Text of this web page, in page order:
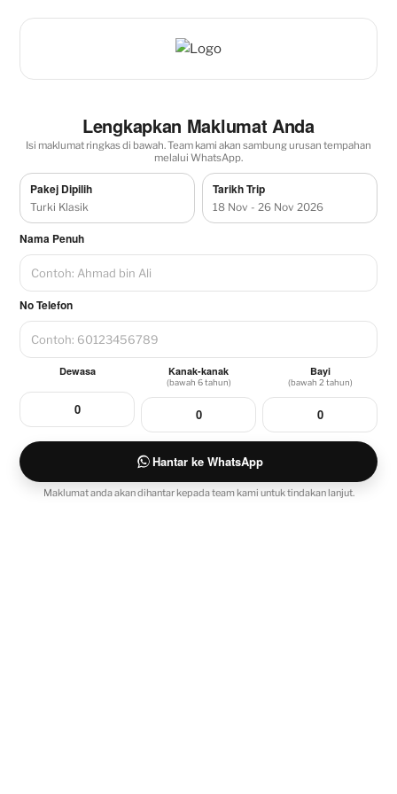
Lengkapkan Maklumat Anda
Isi maklumat ringkas di bawah. Team kami akan sambung urusan tempahan
melalui WhatsApp.
Pakej Dipilih
Turki Klasik
Tarikh Trip
18 Nov - 26 Nov 2026
Nama Penuh
No Telefon
Dewasa Kanak-kanak
(bawah 6 tahun)
Bayi
(bawah 2 tahun)
Hantar ke WhatsApp
Maklumat anda akan dihantar kepada team kami untuk tindakan lanjut.